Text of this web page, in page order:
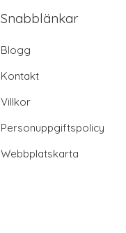
Snabblänkar
Blogg
Kontakt
Villkor
Personuppgiftspolicy
Webbplatskarta